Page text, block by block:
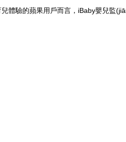
體驗的蘋果用戶而言，iBaby嬰兒監